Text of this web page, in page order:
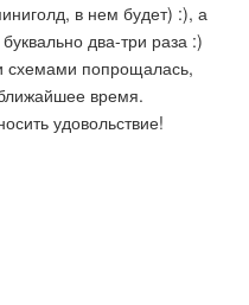
в нем будет) :), а
два-три раза :)
схемами попрощалась,
время.
удовольствие!